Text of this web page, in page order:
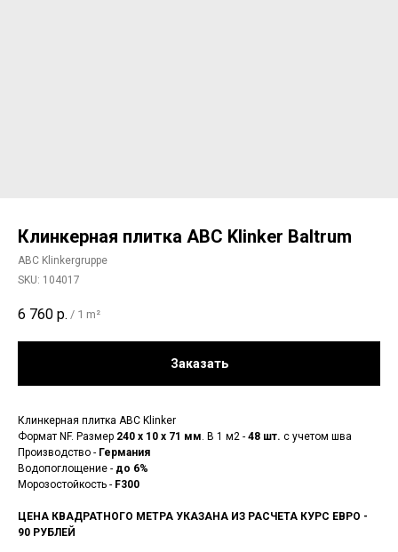
Клинкерная плитка ABC Klinker Baltrum
ABC Klinkergruppe
SKU: 104017
6 760 р. / 1 m²
Заказать
Клинкерная плитка ABC Klinker
Формат NF. Размер 240 x 10 x 71 мм. В 1 м2 - 48 шт. с учетом шва
Производство - Германия
Водопоглощение - до 6%
Морозостойкость - F300
ЦЕНА КВАДРАТНОГО МЕТРА УКАЗАНА ИЗ РАСЧЕТА КУРС ЕВРО -
90 РУБЛЕЙ